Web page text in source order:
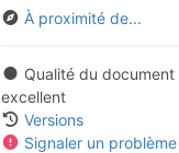
À proximité de...
Qualité du document
excellent
Versions
Signaler un problème